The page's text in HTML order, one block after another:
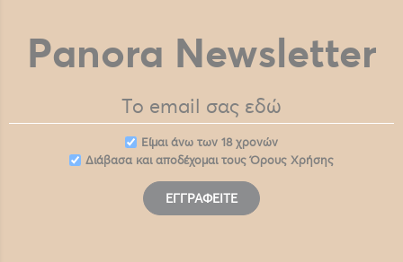
Panora Newsletter
Eίμαι άνω των 18 χρονών
Διάβασα και αποδέχομαι τουςΌρους Χρήσης
ΕΓΓΡΑΦΕΊΤΕ